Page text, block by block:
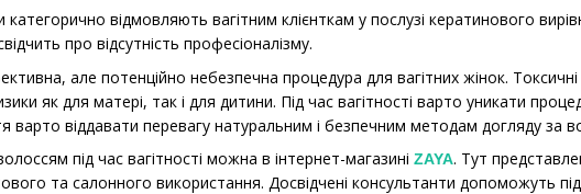
категорично відмовляють вагітним клієнткам у послузі кератинового
про відсутність професіоналізму.
але потенційно небезпечна процедура для вагітних жінок. Токсичні
як для матері, так і для дитини. Під час вагітності варто уникати
варто віддавати перевагу натуральним і безпечним методам догляду за
під час вагітності можна в інтернет-магазині ZAYA. Тут
та салонного використання. Досвідчені консультанти допоможуть